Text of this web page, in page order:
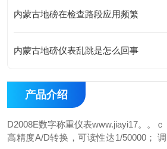
内蒙古地磅在检查路段应用频繁
内蒙古地磅仪表乱跳是怎么回事
产品介绍
D2008E数字称重仪表www.jiayi17。。ｃ
高精度A/D转换，可读性达1/50000；